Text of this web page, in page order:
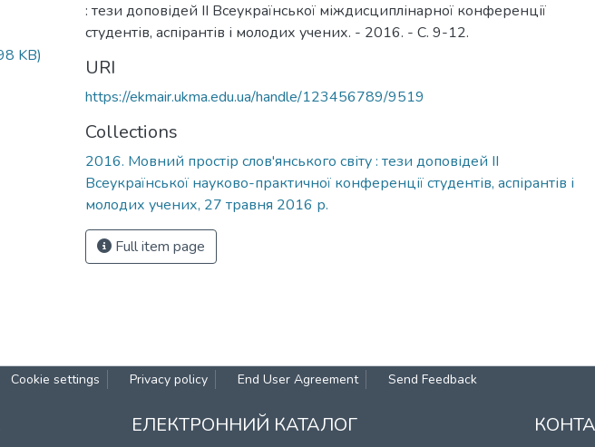
KB)
: тези доповідей ІІ Всеукраїнської міждисциплінарної конференції
студентів, аспірантів і молодих учених. - 2016. - С. 9-12.
URI
https://ekmair.ukma.edu.ua/handle/123456789/9519
Collections
2016. Мовний простір слов'янського світу : тези доповідей II
Всеукраїнської науково-практичної конференції студентів, аспірантів і
молодих учених, 27 травня 2016 р.
Full item page
Cookie settings Privacy policy End User Agreement Send Feedback
ЕЛЕКТРОННИЙ КАТАЛОГ